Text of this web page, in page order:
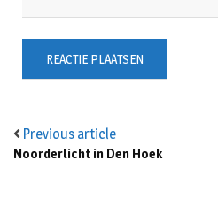
Previous article
Noorderlicht in Den Hoek